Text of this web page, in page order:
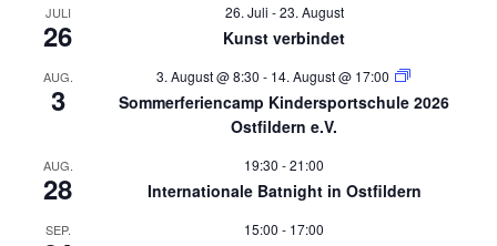
JULI
26
26. Juli -23. August
Kunst verbindet
AUG.
3
3. August @ 8:30 - 14. August @ 17:00
Sommerferiencamp Kindersportschule 2026
Ostfildern e.V.
AUG.
28
19:30 -21:00
Internationale Batnight in Ostfildern
SEP. 15:00 - 17:00